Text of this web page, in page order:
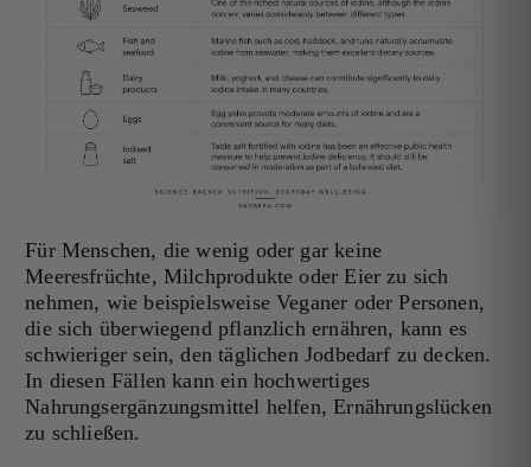
Für Menschen, die wenig oder gar keine
Meeresfrüchte, Milchprodukte oder Eier zu sich
nehmen, wie beispielsweise Veganer oder Personen,
die sich überwiegend pflanzlich ernähren, kann es
schwieriger sein, den täglichen Jodbedarf zu decken.
In diesen Fällen kann ein hochwertiges
Nahrungsergänzungsmittel helfen, Ernährungslücken
zu schließen.